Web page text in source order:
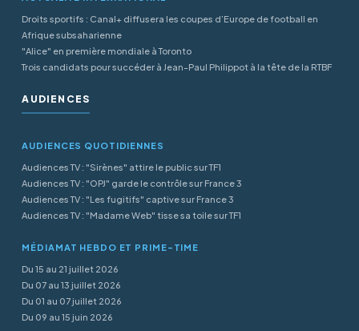
Droits sportifs : Canal+ diffusera les coupes d’Europe de football en
Afrique subsaharienne
"Alice" en première mondiale à Toronto
Trois candidats pour succéder à Jean-Paul Philippot à la tête de la RTBF
AUDIENCES
AUDIENCES QUOTIDIENNES
Audiences TV : "Sirènes" attire le public sur TF1
Audiences TV : "OPJ" garde le contrôle sur France 3
Audiences TV : "Les fugitifs" captive sur France 3
Audiences TV : "Madame Web" tisse sa toile sur TF1
MÉDIAMAT HEBDO ET PRIME-TIME
Du 15 au 21 juillet 2026
Du 07 au 13 juillet 2026
Du 01 au 07 juillet 2026
Du 09 au 15 juin 2026